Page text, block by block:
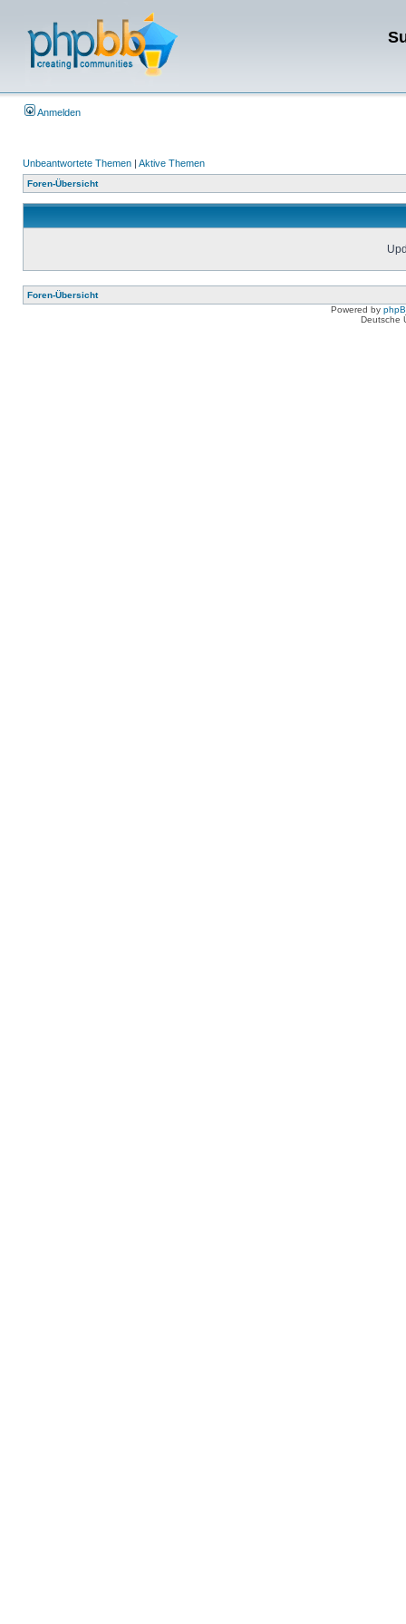
Anmelden
Unbeantwortete Themen | Aktive Themen
Foren-Übersicht
Foren-Übersicht
Powered by
Deutsche